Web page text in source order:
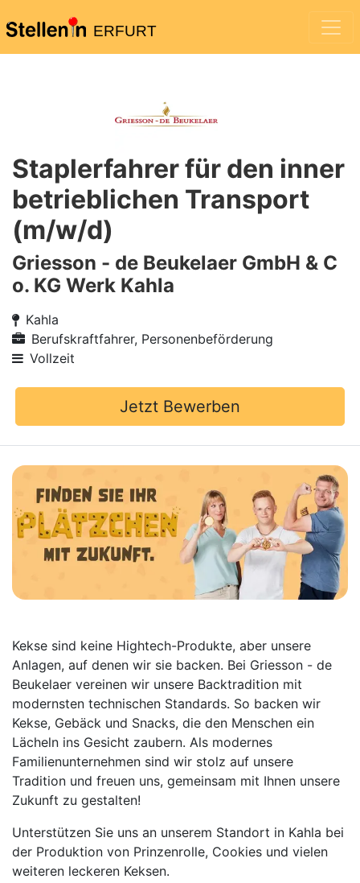
ERFURT
Staplerfahrer für den inner
betrieblichen Transport
(m/w/d)
Griesson - de Beukelaer GmbH & C
o. KG Werk Kahla
Kahla
Berufskraftfahrer, Personenbeförderung
Vollzeit
Jetzt Bewerben
Kekse sind keine Hightech-Produkte, aber unsere
Anlagen, auf denen wir sie backen. Bei Griesson - de
Beukelaer vereinen wir unsere Backtradition mit
modernsten technischen Standards. So backen wir
Kekse, Gebäck und Snacks, die den Menschen ein
Lächeln ins Gesicht zaubern. Als modernes
Familienunternehmen sind wir stolz auf unsere
Tradition und freuen uns, gemeinsam mit Ihnen unsere
Zukunft zu gestalten!
Unterstützen Sie uns an unserem Standort in Kahla bei
der Produktion von Prinzenrolle, Cookies und vielen
weiteren leckeren Keksen.